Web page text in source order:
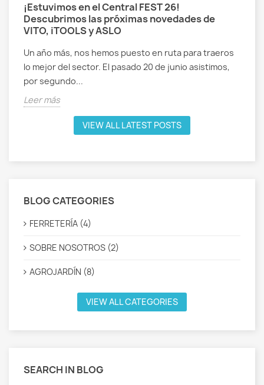
¡Estuvimos en el Central FEST 26!
Descubrimos las próximas novedades de
VITO, iTOOLS y ASLO
Un año más, nos hemos puesto en ruta para traeros
lo mejor del sector. El pasado 20 de junio asistimos,
por segundo...
Leer más
VIEW ALL LATEST POSTS
BLOG CATEGORIES
FERRETERÍA (4)
SOBRE NOSOTROS (2)
AGROJARDÍN (8)
VIEW ALL CATEGORIES
SEARCH IN BLOG